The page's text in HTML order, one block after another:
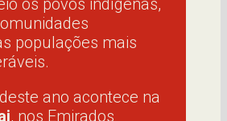
os povos indígenas,
populações mais
ano acontece na
, nos Emirados